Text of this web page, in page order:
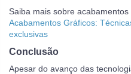
Saiba mais sobre
Acabamentos Gráficos:
exclusivas
Conclusão
Apesar do avanço das